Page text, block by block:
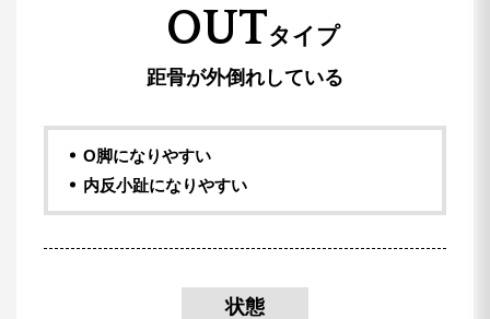
OUTタイプ
距骨が外倒れしている
O脚になりやすい
内反小趾になりやすい
状態